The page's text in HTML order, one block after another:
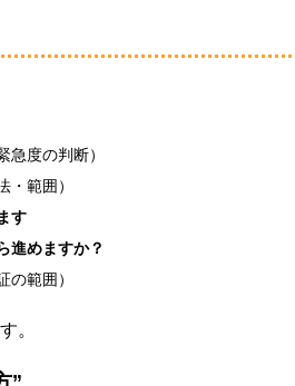
急度の判断）
・範囲）
す
進めますか？
の範囲）
。
”